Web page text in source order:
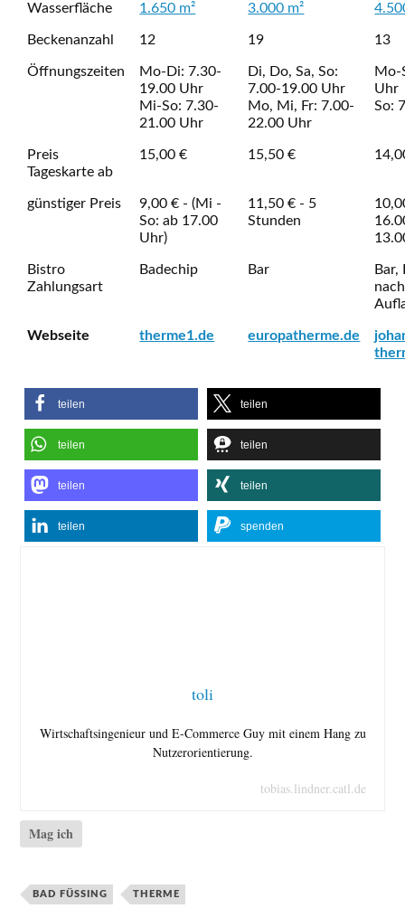
Wasserfläche 1.650 m² 3.000 m²
Beckenanzahl 12 19 13
Öffnungszeiten
Mo-Di: 7.30-
19.00 Uhr
Mi-So: 7.30-
21.00 Uhr
Di, Do, Sa, So:
7.00-19.00 Uhr
Mo, Mi, Fr: 7.00-
22.00 Uhr
Mo-
Uhr
So:
Preis
Tageskarte ab
15,00 € 15,50 €
günstiger Preis
9,00 € - (Mi -
So: ab 17.00
Uhr)
11,50 € - 5
Stunden
Bistro
Zahlungsart
Badechip Bar
Bar,
Webseite therme1.de europatherme.de
teilen teilen
teilen teilen
teilen teilen
teilen spenden
toli
Wirtschaftsingenieur und E-Commerce Guy mit einem Hang zu
Nutzerorientierung.
tobias.lindner.catl.de
Mag ich
BAD FÜSSING THERME